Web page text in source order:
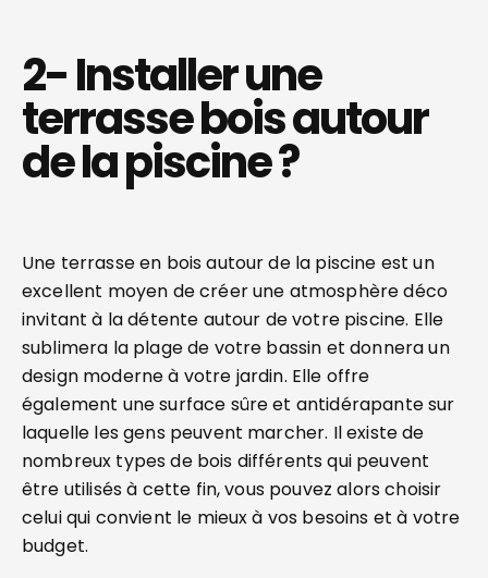
2- Installer une
terrasse bois autour
de la piscine ?
Une terrasse en bois autour de la piscine est un
excellent moyen de créer une atmosphère déco
invitant à la détente autour de votre piscine. Elle
sublimera la plage de votre bassin et donnera un
design moderne à votre jardin. Elle offre
également une surface sûre et antidérapante sur
laquelle les gens peuvent marcher. Il existe de
nombreux types de bois différents qui peuvent
être utilisés à cette fin, vous pouvez alors choisir
celui qui convient le mieux à vos besoins et à votre
budget.